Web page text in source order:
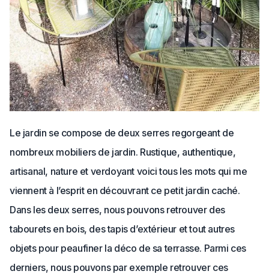
Le jardin se compose de deux serres regorgeant de
nombreux mobiliers de jardin. Rustique, authentique,
artisanal, nature et verdoyant voici tous les mots qui me
viennent à l’esprit en découvrant ce petit jardin caché.
Dans les deux serres, nous pouvons retrouver des
tabourets en bois, des tapis d’extérieur et tout autres
objets pour peaufiner la déco de sa terrasse. Parmi ces
derniers, nous pouvons par exemple retrouver ces